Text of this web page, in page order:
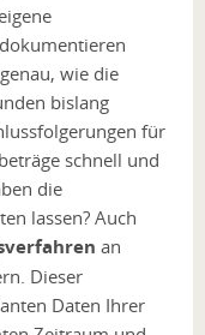
wie die
bislang
für
schnell und
die
lassen? Auch
an
Dieser
Daten Ihrer